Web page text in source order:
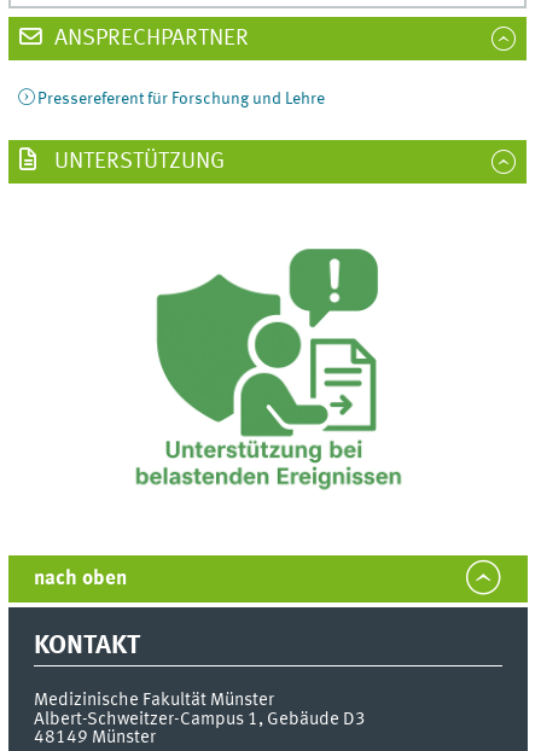
ANSPRECHPARTNER
Pressereferent für Forschung und Lehre
UNTERSTÜTZUNG
nach oben
KONTAKT
Medizinische Fakultät Münster
Albert-Schweitzer-Campus 1, Gebäude D3
48149 Münster